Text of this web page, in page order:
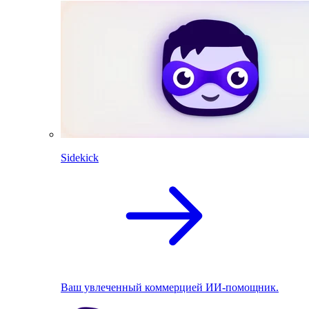
Sidekick
Ваш увлеченный коммерцией ИИ-помощник.